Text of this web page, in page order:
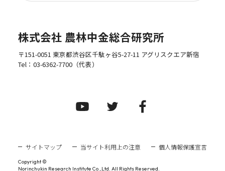
株式会社 農林中金総合研究所
〒151-0051 東京都渋谷区千駄ヶ谷5-27-11 アグリスクエア新宿
Tel： 03-6362-7700（代表）
サイトマップ 当サイト利用上の注意 個人情報保護宣言
Copyright ©
Norinchukin Research Institute Co.,Ltd. All Rights Reserved.